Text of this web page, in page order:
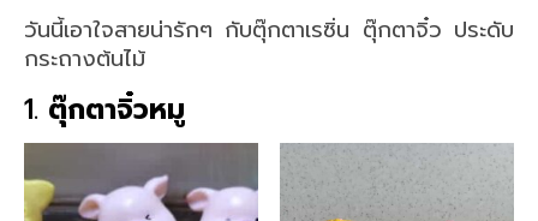
วันนี้เอาใจสายน่ารักๆ กับตุ๊กตาเรซิ่น ตุ๊กตาจิ๋ว ประดับ
กระถางต้นไม้
1. ตุ๊กตาจิ๋วหมู